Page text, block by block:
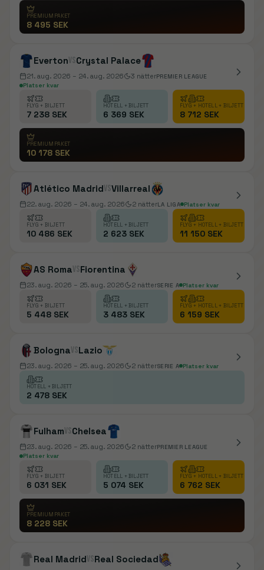
PREMIUMPAKET
8 495 SEK
EvertonvsCrystal Palace
21. aug. 2026 – 24. aug. 2026 3 nätterPREMIER LEAGUE
Platser kvar
FLYG + BILJETT
7 238 SEK
HOTELL + BILJETT
6 369 SEK
FLYG + HOTELL + BILJETT
8 712 SEK
PREMIUMPAKET
10 178 SEK
Atlético MadridvsVillarreal
22. aug. 2026 – 24. aug. 2026 2 nätterLA LIGA Platser kvar
FLYG + BILJETT
10 486 SEK
HOTELL + BILJETT
2 623 SEK
FLYG + HOTELL + BILJETT
11 150 SEK
AS RomavsFiorentina
23. aug. 2026 – 25. aug. 2026 2 nätterSERIE A Platser kvar
FLYG + BILJETT
5 448 SEK
HOTELL + BILJETT
3 483 SEK
FLYG + HOTELL + BILJETT
6 159 SEK
BolognavsLazio
23. aug. 2026 – 25. aug. 2026 2 nätterSERIE A Platser kvar
HOTELL + BILJETT
2 478 SEK
FulhamvsChelsea
23. aug. 2026 – 25. aug. 2026 2 nätterPREMIER LEAGUE
Platser kvar
FLYG + BILJETT
6 031 SEK
HOTELL + BILJETT
5 074 SEK
FLYG + HOTELL + BILJETT
6 762 SEK
PREMIUMPAKET
8 228 SEK
Real MadridvsReal Sociedad